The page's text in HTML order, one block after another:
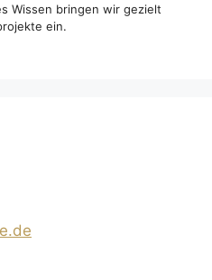
Wissen bringen wir gezielt
ein.